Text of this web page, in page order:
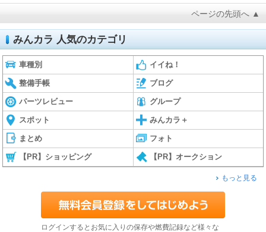
ページの先頭へ ▲
みんカラ 人気のカテゴリ
車種別 イイね！
整備手帳 ブログ
パーツレビュー グループ
スポット みんカラ＋
まとめ フォト
【PR】ショッピング 【PR】オークション
もっと見る
ログインするとお気に入りの保存や燃費記録など様々な